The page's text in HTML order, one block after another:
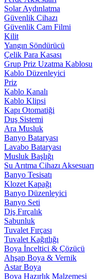
Solar Aydınlatma
Güvenlik Cihazı
Güvenlik Cam Filmi
Kilit
Yangın Söndürücü
Çelik Para Kasası
Grup Priz Uzatma Kablosu
Kablo Düzenleyici
Priz
Kablo Kanalı
Kablo Klipsi
Kapı Otomatiği
Duş Sistemi
Ara Musluk
Banyo Bataryası
Lavabo Bataryası
Musluk Başlığı
Su Arıtma Cihazı Aksesuarı
Banyo Tesisatı
Klozet Kapağı
Banyo Düzenleyici
Banyo Seti
Diş Fırçalık
Sabunluk
Tuvalet Fırçası
Tuvalet Kağıtlığı
Boya İnceltici & Çözücü
Ahşap Boya & Vernik
Astar Boya
Boya Hazırlık Malzemesi